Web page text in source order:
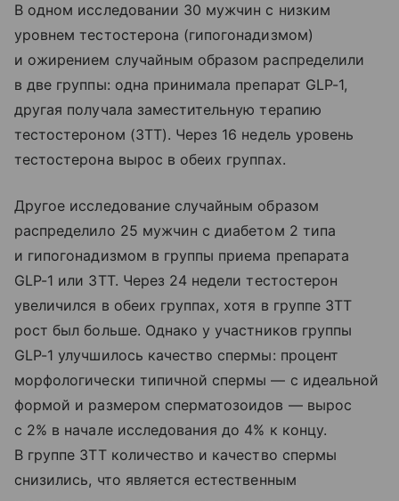
В одном исследовании 30 мужчин с низким
уровнем тестостерона (гипогонадизмом)
и ожирением случайным образом распределили
в две группы: одна принимала препарат GLP-1,
другая получала заместительную терапию
тестостероном (ЗТТ). Через 16 недель уровень
тестостерона вырос в обеих группах.
Другое исследование случайным образом
распределило 25 мужчин с диабетом 2 типа
и гипогонадизмом в группы приема препарата
GLP-1 или ЗТТ. Через 24 недели тестостерон
увеличился в обеих группах, хотя в группе ЗТТ
рост был больше. Однако у участников группы
GLP-1 улучшилось качество спермы: процент
морфологически типичной спермы — с идеальной
формой и размером сперматозоидов — вырос
с 2% в начале исследования до 4% к концу.
В группе ЗТТ количество и качество спермы
снизились, что является естественным